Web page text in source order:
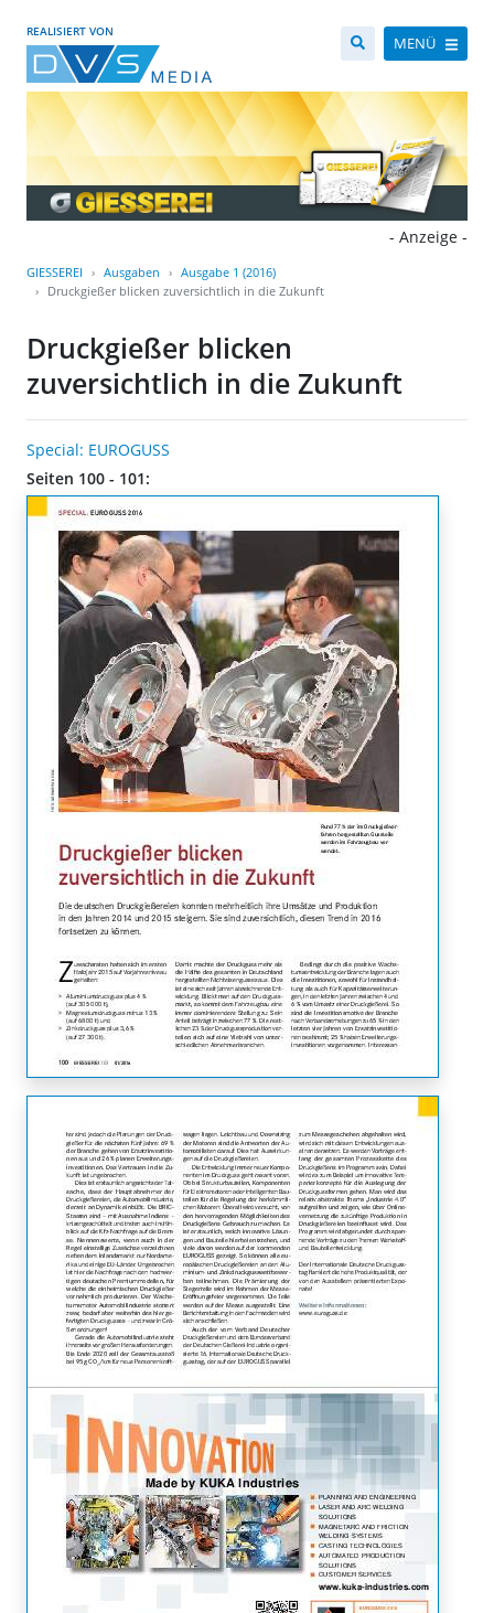
REALISIERT VON
MENÜ
- Anzeige -
GIESSEREI Ausgaben
Ausgabe 1 (2016)
Druckgießer blicken zuversichtlich in die Zukunft
Druckgießer blicken
zuversichtlich in die Zukunft
Special: EUROGUSS
Seiten 100 - 101: